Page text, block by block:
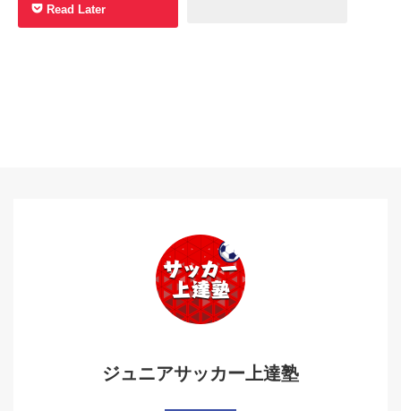
Read Later
ジュニアサッカー上達塾